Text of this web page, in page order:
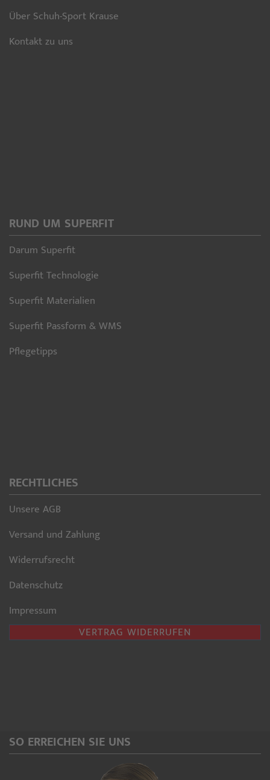
Über Schuh-Sport Krause
Kontakt zu uns
RUND UM SUPERFIT
Darum Superfit
Superfit Technologie
Superfit Materialien
Superfit Passform & WMS
Pflegetipps
RECHTLICHES
Unsere AGB
Versand und Zahlung
Widerrufsrecht
Datenschutz
Impressum
VERTRAG WIDERRUFEN
SO ERREICHEN SIE UNS